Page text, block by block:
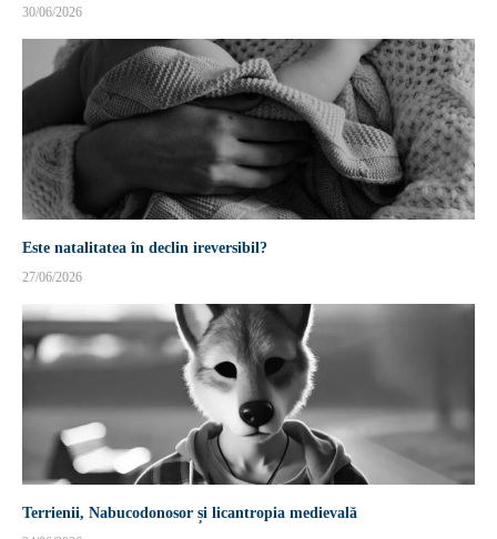
30/06/2026
Este natalitatea în declin ireversibil?
27/06/2026
Terrienii, Nabucodonosor și licantropia medievală